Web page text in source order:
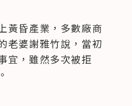
黃昏產業，多數廠商
老婆謝雅竹說，當初
宜，雖然多次被拒